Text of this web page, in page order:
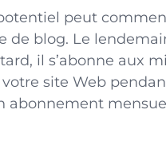
peut
de blog. Le
il s’abonne aux
site Web
abonnement